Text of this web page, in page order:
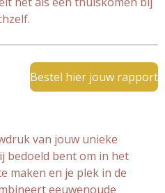
Bestel hier jouw rapport
van jouw unieke
bedoeld bent om in het
maken en je plek in de
eeuwenoude